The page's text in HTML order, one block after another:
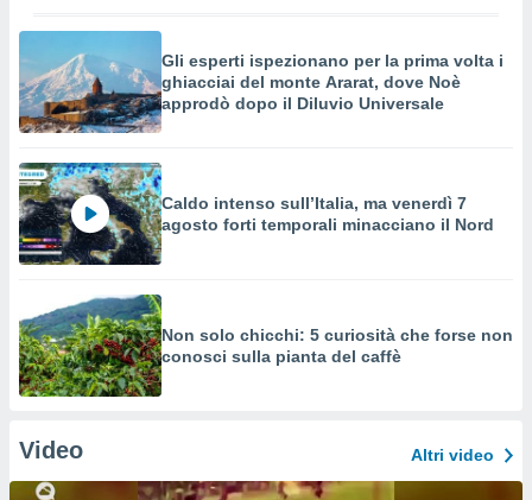
Gli esperti ispezionano per la prima volta i
ghiacciai del monte Ararat, dove Noè
approdò dopo il Diluvio Universale
Caldo intenso sull’Italia, ma venerdì 7
agosto forti temporali minacciano il Nord
Non solo chicchi: 5 curiosità che forse non
conosci sulla pianta del caffè
Video Altri video